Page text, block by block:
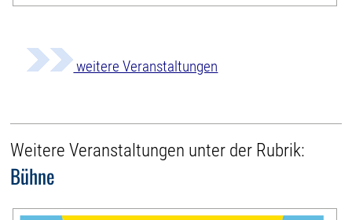
weitere Veranstaltungen
Weitere Veranstaltungen unter der Rubrik:
Bühne